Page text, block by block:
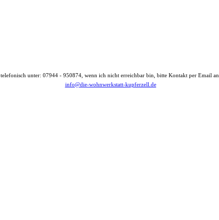
telefonisch unter: 07944 - 950874, wenn ich nicht erreichbar bin, bitte Kontakt per Email an
info@die-wohnwerkstatt-kupferzell.de